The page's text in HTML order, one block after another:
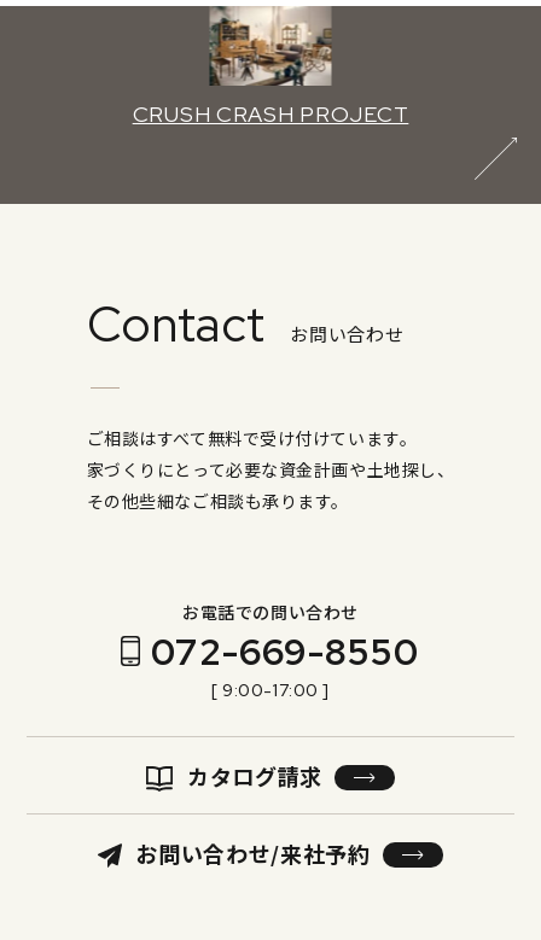
CRUSH CRASH PROJECT
Contact お問い合わせ
ご相談はすべて無料で受け付けています。
家づくりにとって必要な資金計画や土地探し、
その他些細なご相談も承ります。
お電話での問い合わせ
072-669-8550
[ 9:00-17:00 ]
カタログ請求
お問い合わせ/来社予約